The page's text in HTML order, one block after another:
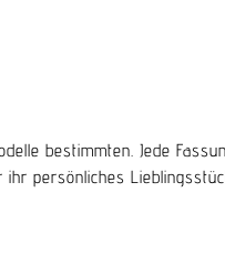
bestimmten. Jede
persönliches